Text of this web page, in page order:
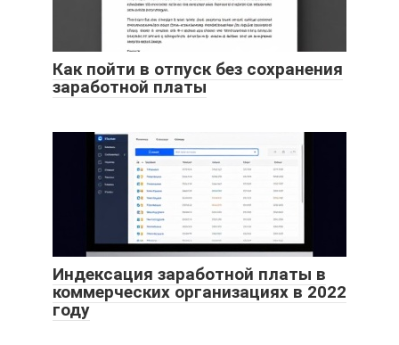
Как пойти в отпуск без сохранения
заработной платы
Индексация заработной платы в
коммерческих организациях в 2022
году